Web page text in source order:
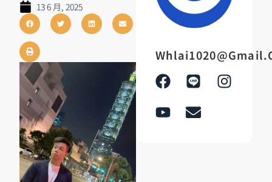
13 6 月, 2025